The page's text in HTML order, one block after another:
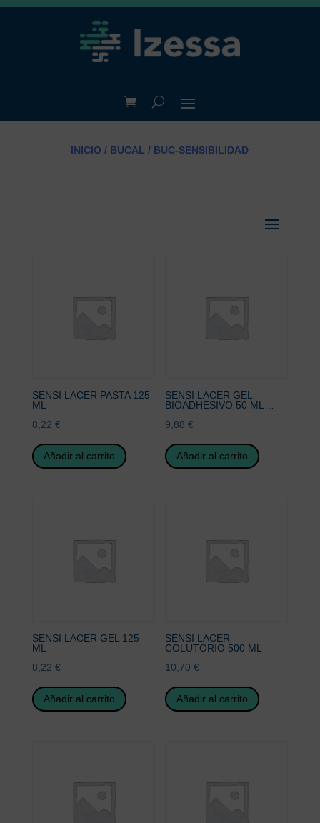
INICIO / BUCAL / BUC-SENSIBILIDAD
SENSI LACER PASTA 125
ML
8,22 €
Añadir al carrito
SENSI LACER GEL
BIOADHESIVO 50 ML…
9,88€
Añadir al carrito
SENSI LACER GEL 125
ML
8,22 €
Añadir al carrito
SENSI LACER
COLUTORIO 500 ML
10,70€
Añadir al carrito